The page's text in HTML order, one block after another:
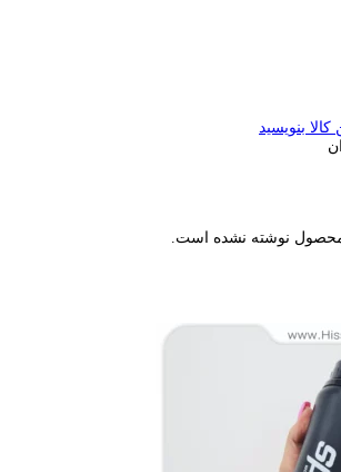
بنویسید
محصول نوشته نشده است.